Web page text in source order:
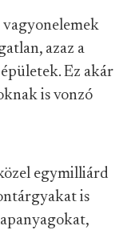
azaz a
Ez akár
is vonzó
egymilliárd
is